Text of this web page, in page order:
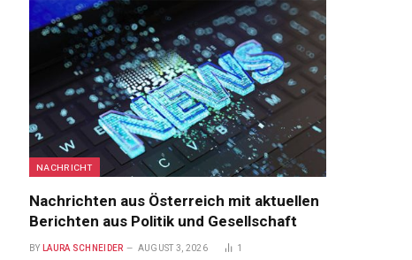
NACHRICHT
Nachrichten aus Österreich mit aktuellen
Berichten aus Politik und Gesellschaft
BY LAURA SCHNEIDER AUGUST 3, 2026 1